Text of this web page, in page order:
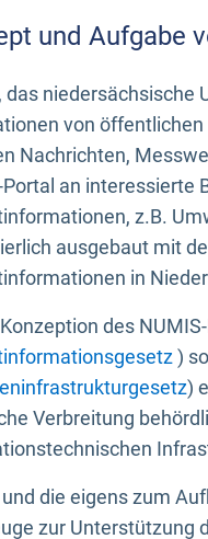
und Aufgabe
das
von
Nachrichten,
Portal an interessierte
z.B.
ausgebaut mit
in
des
)
)
Verbreitung
die eigens zum
zur Unterstützung